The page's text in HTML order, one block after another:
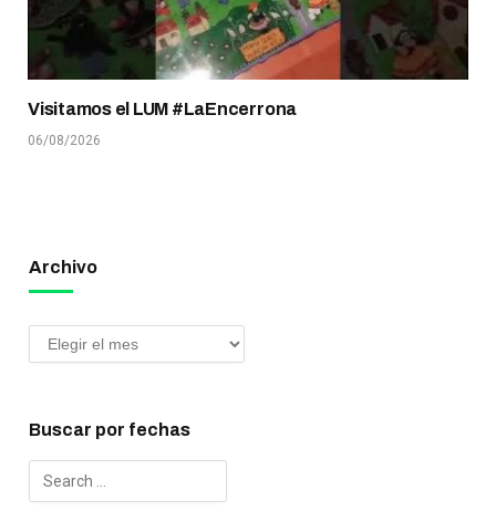
Visitamos el LUM #LaEncerrona
06/08/2026
Archivo
Buscar por fechas